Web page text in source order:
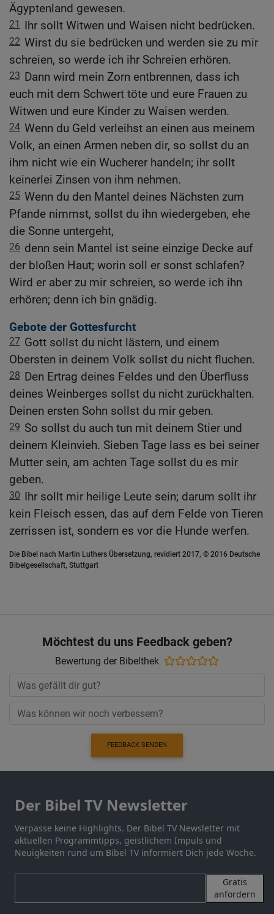
Ägyptenland gewesen.
21 Ihr sollt Witwen und Waisen nicht bedrücken.
22 Wirst du sie bedrücken und werden sie zu mir
schreien, so werde ich ihr Schreien erhören.
23 Dann wird mein Zorn entbrennen, dass ich
euch mit dem Schwert töte und eure Frauen zu
Witwen und eure Kinder zu Waisen werden.
24 Wenn du Geld verleihst an einen aus meinem
Volk, an einen Armen neben dir, so sollst du an
ihm nicht wie ein Wucherer handeln; ihr sollt
keinerlei Zinsen von ihm nehmen.
25 Wenn du den Mantel deines Nächsten zum
Pfande nimmst, sollst du ihn wiedergeben, ehe
die Sonne untergeht,
26 denn sein Mantel ist seine einzige Decke auf
der bloßen Haut; worin soll er sonst schlafen?
Wird er aber zu mir schreien, so werde ich ihn
erhören; denn ich bin gnädig.
Gebote der Gottesfurcht
27 Gott sollst du nicht lästern, und einem
Obersten in deinem Volk sollst du nicht fluchen.
28 Den Ertrag deines Feldes und den Überfluss
deines Weinberges sollst du nicht zurückhalten.
Deinen ersten Sohn sollst du mir geben.
29 So sollst du auch tun mit deinem Stier und
deinem Kleinvieh. Sieben Tage lass es bei seiner
Mutter sein, am achten Tage sollst du es mir
geben.
30 Ihr sollt mir heilige Leute sein; darum sollt ihr
kein Fleisch essen, das auf dem Felde von Tieren
zerrissen ist, sondern es vor die Hunde werfen.
Die Bibel nach Martin Luthers Übersetzung, revidiert 2017, © 2016 Deutsche
Bibelgesellschaft, Stuttgart
Möchtest du uns Feedback geben?
Bewertung der Bibelthek
FEEDBACK SENDEN
Der Bibel TV Newsletter
Verpasse keine Highlights. Der Bibel TV Newsletter mit
aktuellen Programmtipps, geistlichem Impuls und
Neuigkeiten rund um Bibel TV informiert Dich jede Woche.
Gratis
anfordern